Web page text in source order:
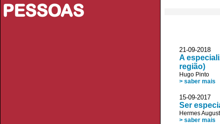
PESSOAS
21-09-2018
A
região)
Hugo Pinto
> saber mais
15-09-
Ser
Hermes
> saber mais